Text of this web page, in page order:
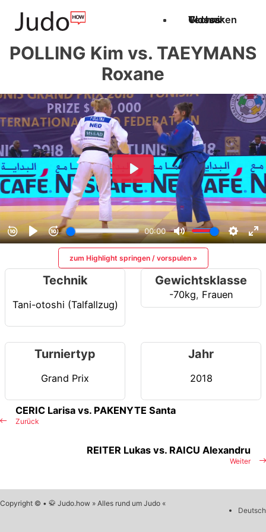
Techniken
Videos
Glossar
POLLING Kim vs. TAEYMANS
Roxane
zum Highlight springen / vorspulen »
Technik
Tani-otoshi (Talfallzug)
Gewichtsklasse
-70kg, Frauen
Turniertyp
Grand Prix
Jahr
2018
Zurück
CERIC Larisa vs. PAKENYTE Santa
Weiter
REITER Lukas vs. RAICU Alexandru
Copyright © • 🥋 Judo.how » Alles rund um Judo «
Deutsch